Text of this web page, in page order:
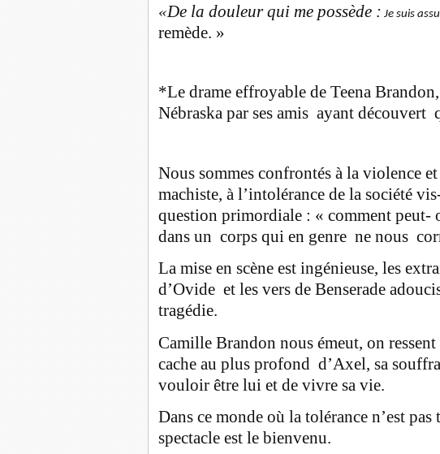
«De la douleur qui me possède : Je suis
remède. »
*Le drame effroyable de Teena
Nébraska par ses amis ayant découvert
Nous sommes confrontés à la violence
machiste, à l’intolérance de la société
question primordiale : « comment peut-
dans un corps qui en genre ne nous
La mise en scène est ingénieuse, les
d’Ovide et les vers de Benserade
tragédie.
Camille Brandon nous émeut, on
cache au plus profond d’Axel, sa
vouloir être lui et de vivre sa vie.
Dans ce monde où la tolérance n’est
spectacle est le bienvenu.